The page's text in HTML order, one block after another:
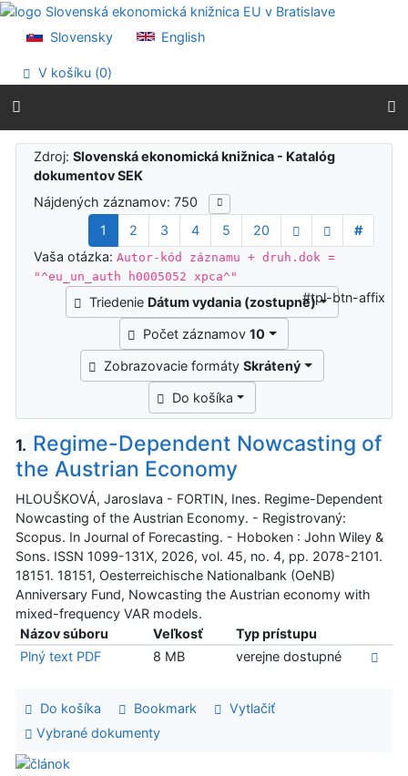
Prejsť na obsah
Prehlásenie o webovej prístupnosti
Slovensky English
V košíku (0)
Výsledky vyhľadávania
Zdroj:Slovenská ekonomická knižnica - Katalóg
dokumentov SEK
Nájdených záznamov: 750
1
2 3 4 5 20
#
Vaša otázka:Autor-kód záznamu + druh.dok =
"^eu_un_auth h0005052 xpca^"
Triedenie Dátum vydania (zostupne)
Počet záznamov10
Zobrazovacie formátySkrátený
Do košíka
#tpl-btn-affix
1. Regime-Dependent Nowcasting of
the Austrian Economy
HLOUŠKOVÁ, Jaroslava - FORTIN, Ines. Regime-Dependent
Nowcasting of the Austrian Economy. - Registrovaný:
Scopus. In Journal of Forecasting. - Hoboken : John Wiley &
Sons. ISSN 1099-131X, 2026, vol. 45, no. 4, pp. 2078-2101.
18151. 18151, Oesterreichische Nationalbank (OeNB)
Anniversary Fund, Nowcasting the Austrian economy with
mixed-frequency VAR models.
Názov súboru
Veľkosť
Typ prístupu
Plný text PDF
8 MB verejne dostupné
Do košíka Bookmark
Vytlačiť
Vybrané dokumenty